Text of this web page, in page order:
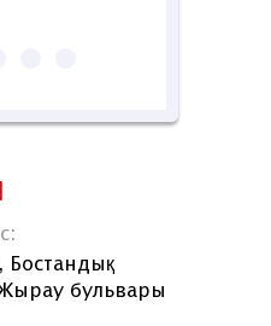
Бостандық
бульвары